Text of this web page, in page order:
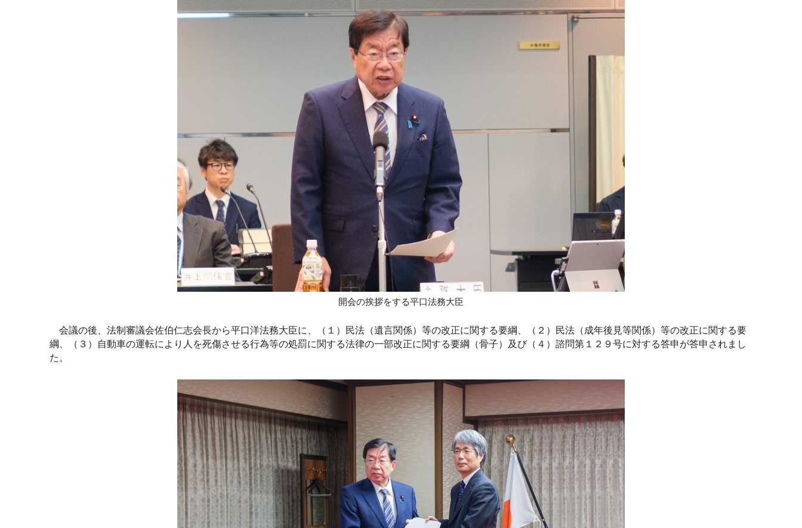
開会の挨拶をする平口法務大臣
会議の後、法制審議会佐伯仁志会長から平口洋法務大臣に、（１）民法（遺言関係）等の改正に関する要綱、（２）民法（成年後見等関係）等の改正に関する要
綱、（３）自動車の運転により人を死傷させる行為等の処罰に関する法律の一部改正に関する要綱（骨子）及び（４）諮問第１２９号に対する答申が答申されまし
た。